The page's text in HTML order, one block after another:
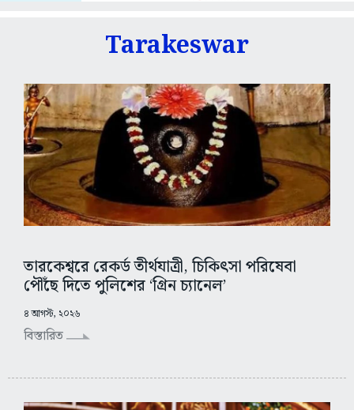
Tarakeswar
তারকেশ্বরে রেকর্ড তীর্থযাত্রী, চিকিৎসা পরিষেবা
পৌঁছে দিতে পুলিশের ‘গ্রিন চ্যানেল’
৪ আগস্ট, ২০২৬
বিস্তারিত